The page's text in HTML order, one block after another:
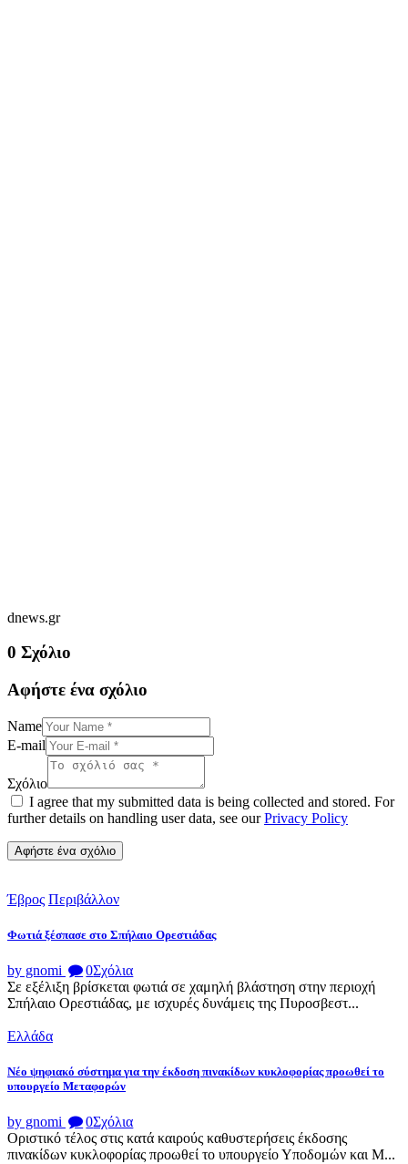
dnews.gr
0 Σχόλιο
Αφήστε ένα σχόλιο
Name
E-mail
Σχόλιο
I agree that my submitted data is being collected and stored. For
further details on handling user data, see ourPrivacy Policy
Έβρος Περιβάλλον
Φωτιά ξέσπασε στο Σπήλαιο Ορεστιάδας
by gnomi 0Σχόλια
Σε εξέλιξη βρίσκεται φωτιά σε χαμηλή βλάστηση στην περιοχή
Σπήλαιο Ορεστιάδας, με ισχυρές δυνάμεις της Πυροσβεστ...
Ελλάδα
Νέο ψηφιακό σύστημα για την έκδοση πινακίδων κυκλοφορίας προωθεί το
υπουργείο Μεταφορών
by gnomi 0Σχόλια
Οριστικό τέλος στις κατά καιρούς καθυστερήσεις έκδοσης
πινακίδων κυκλοφορίας προωθεί το υπουργείο Υποδομών και Μ...